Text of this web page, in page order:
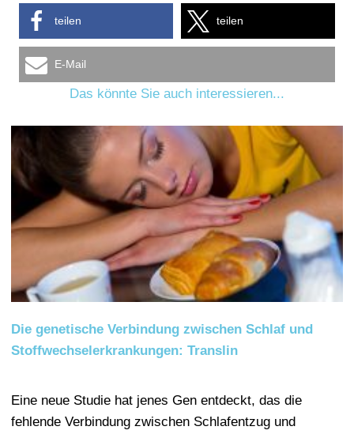
teilen teilen
E-Mail
Das könnte Sie auch interessieren...
Die genetische Verbindung zwischen Schlaf und
Stoffwechselerkrankungen: Translin
Eine neue Studie hat jenes Gen entdeckt, das die
fehlende Verbindung zwischen Schlafentzug und